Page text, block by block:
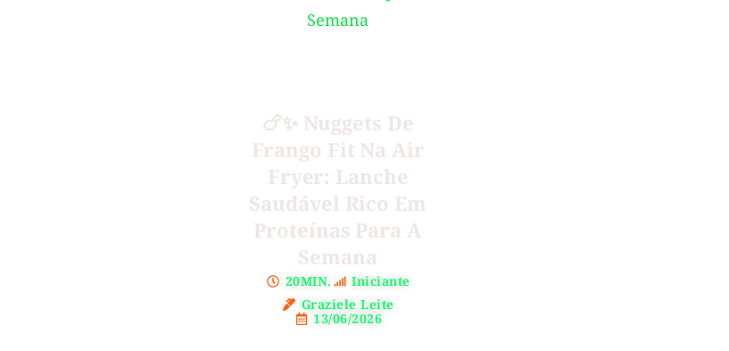
🍗✨ Nuggets De
Frango Fit Na Air
Fryer: Lanche
Saudável Rico Em
Proteínas Para A
Semana
20MIN.
Iniciante
Graziele Leite
13/06/2026